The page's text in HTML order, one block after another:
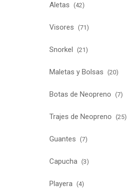
Aletas (42)
Visores (71)
Snorkel (21)
Maletas y Bolsas (20)
Botas de Neopreno (7)
Trajes de Neopreno (25)
Guantes (7)
Capucha (3)
Playera (4)